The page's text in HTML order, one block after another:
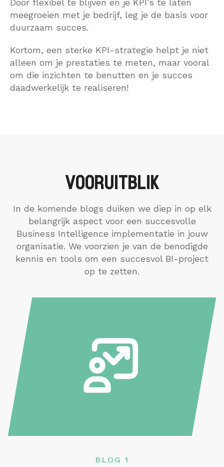
Door flexibel te blijven en je KPI’s te laten
meegroeien met je bedrijf, leg je de basis voor
duurzaam succes.
Kortom, een sterke KPI-strategie helpt je niet
alleen om je prestaties te meten, maar vooral
om die inzichten te benutten en je succes
daadwerkelijk te realiseren!
VOORUITBLIK
In de komende blogs duiken we diep in op elk
belangrijk aspect voor een succesvolle
Business Intelligence implementatie in jouw
organisatie. We voorzien je van de benodigde
kennis en tools om een succesvol BI-project
op te zetten.
BLOG 1